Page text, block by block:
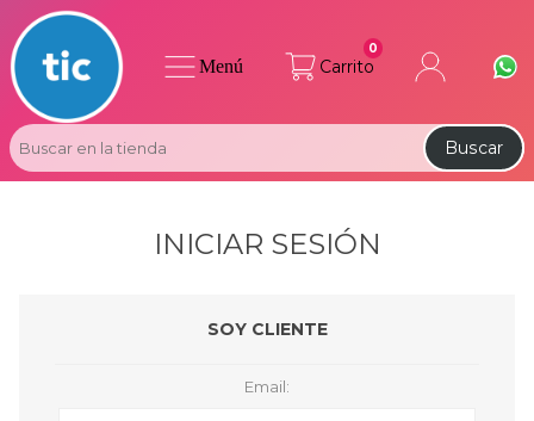
Carrito
0
Buscar
Menú
INICIAR SESIÓN
SOY CLIENTE
Email: